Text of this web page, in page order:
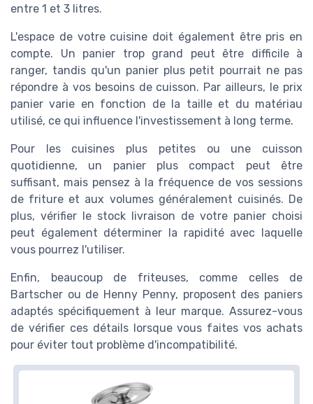
entre 1 et 3 litres.
L'espace de votre cuisine doit également être pris en
compte. Un panier trop grand peut être difficile à
ranger, tandis qu'un panier plus petit pourrait ne pas
répondre à vos besoins de cuisson. Par ailleurs, le prix
panier varie en fonction de la taille et du matériau
utilisé, ce qui influence l'investissement à long terme.
Pour les cuisines plus petites ou une cuisson
quotidienne, un panier plus compact peut être
suffisant, mais pensez à la fréquence de vos sessions
de friture et aux volumes généralement cuisinés. De
plus, vérifier le stock livraison de votre panier choisi
peut également déterminer la rapidité avec laquelle
vous pourrez l'utiliser.
Enfin, beaucoup de friteuses, comme celles de
Bartscher ou de Henny Penny, proposent des paniers
adaptés spécifiquement à leur marque. Assurez-vous
de vérifier ces détails lorsque vous faites vos achats
pour éviter tout problème d'incompatibilité.